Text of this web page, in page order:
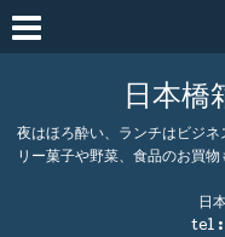
日本橋
夜はほろ酔い、ランチはビジ
リー菓子や野菜、食品のお買
日
tel :